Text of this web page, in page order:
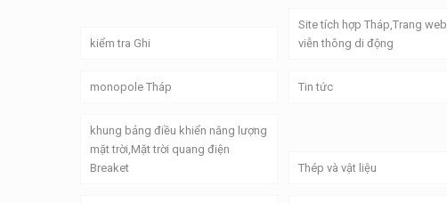
kiểm tra Ghi
Site tích hợp Tháp,Trang
viễn thông di động
monopole Tháp Tin tức
khung bảng điều khiển năng lượng
mặt trời,Mặt trời quang điện
Breaket
Thép và vật liệu